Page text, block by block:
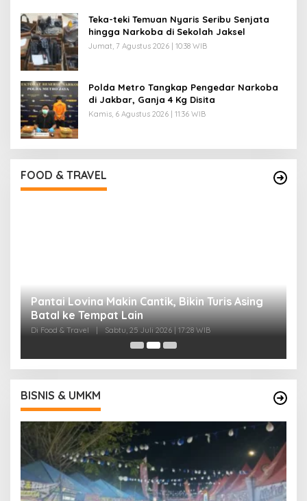
Teka-teki Temuan Nyaris Seribu Senjata
hingga Narkoba di Sekolah Jaksel
Jumat, 7 Agustus 2026 | 10:38 WIB
Polda Metro Tangkap Pengedar Narkoba
di Jakbar, Ganja 4 Kg Disita
Kamis, 6 Agustus 2026 | 11:36 WIB
FOOD & TRAVEL
Pantai Lovina Makin Cantik, Bikin Turis Asing
Batal ke Tempat Lain
Di Food & Travel Sabtu, 25 Juli 2026 | 17:28 WIB
BISNIS & UMKM